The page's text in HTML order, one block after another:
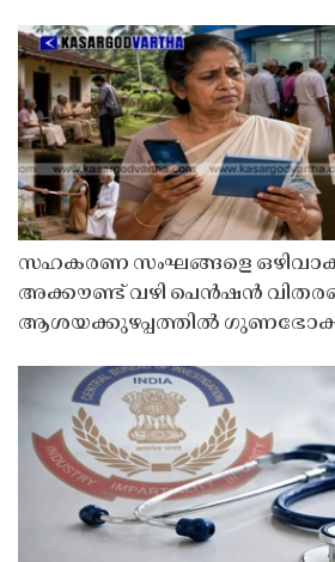
സഹകരണ സംഘങ്ങളെ
അക്കൗണ്ട് വഴി പെൻഷൻ
ആശയക്കുഴപ്പത്തിൽ